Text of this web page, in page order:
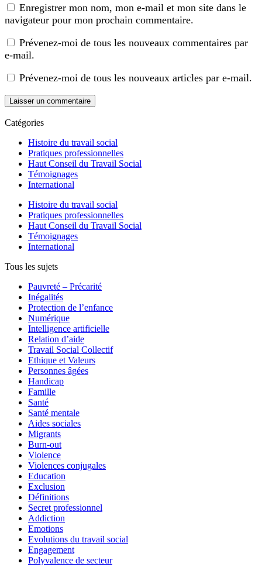
Enregistrer mon nom, mon e-mail et mon site dans le
navigateur pour mon prochain commentaire.
Prévenez-moi de tous les nouveaux commentaires par
e-mail.
Prévenez-moi de tous les nouveaux articles par e-mail.
Catégories
Histoire du travail social
Pratiques professionnelles
Haut Conseil du Travail Social
Témoignages
International
Histoire du travail social
Pratiques professionnelles
Haut Conseil du Travail Social
Témoignages
International
Tous les sujets
Pauvreté – Précarité
Inégalités
Protection de l’enfance
Numérique
Intelligence artificielle
Relation d’aide
Travail Social Collectif
Ethique et Valeurs
Personnes âgées
Handicap
Famille
Santé
Santé mentale
Aides sociales
Migrants
Burn-out
Violence
Violences conjugales
Education
Exclusion
Définitions
Secret professionnel
Addiction
Emotions
Evolutions du travail social
Engagement
Polyvalence de secteur